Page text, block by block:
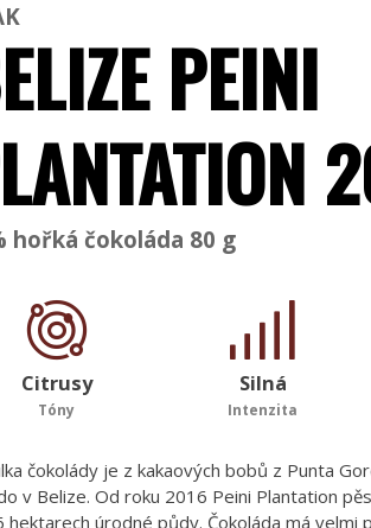
PEINI
hořká čokoláda 80 g
Citrusy
Tóny
Silná
Intenzita
čokolády je z kakaových bobů z Punta
v Belize. Od roku 2016 Peini Plantation
hektarech úrodné půdy. Čokoláda má velmi